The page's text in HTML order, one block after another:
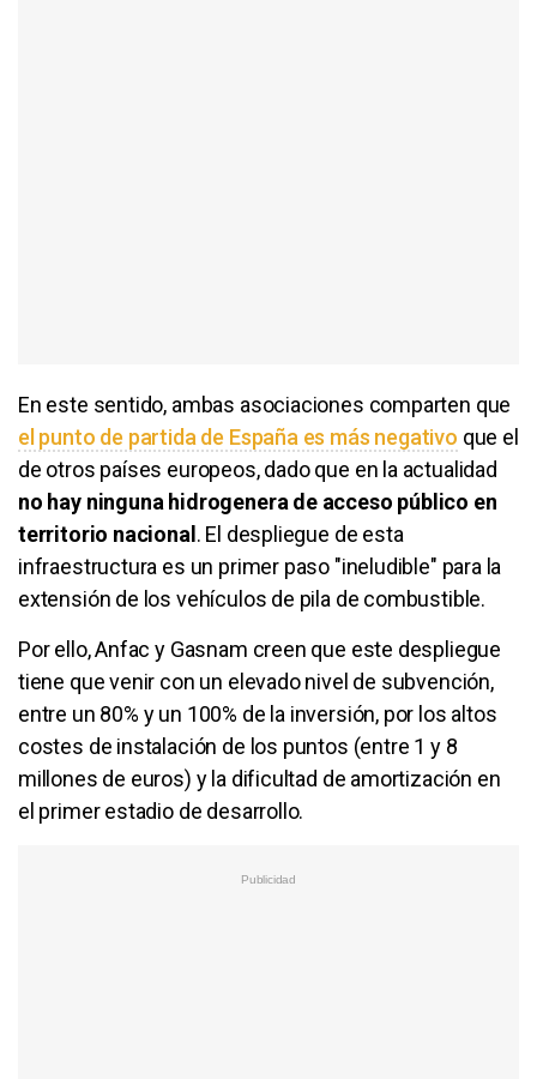
En este sentido, ambas asociaciones comparten que
el punto de partida de España es más negativo que el
de otros países europeos, dado que en la actualidad
no hay ninguna hidrogenera de acceso público en
territorio nacional. El despliegue de esta
infraestructura es un primer paso "ineludible" para la
extensión de los vehículos de pila de combustible.
Por ello, Anfac y Gasnam creen que este despliegue
tiene que venir con un elevado nivel de subvención,
entre un 80% y un 100% de la inversión, por los altos
costes de instalación de los puntos (entre 1 y 8
millones de euros) y la dificultad de amortización en
el primer estadio de desarrollo.